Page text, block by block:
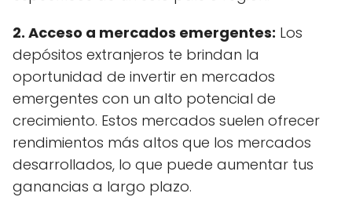
2. Acceso a mercados emergentes: Los
depósitos extranjeros te brindan la
oportunidad de invertir en mercados
emergentes con un alto potencial de
crecimiento. Estos mercados suelen ofrecer
rendimientos más altos que los mercados
desarrollados, lo que puede aumentar tus
ganancias a largo plazo.